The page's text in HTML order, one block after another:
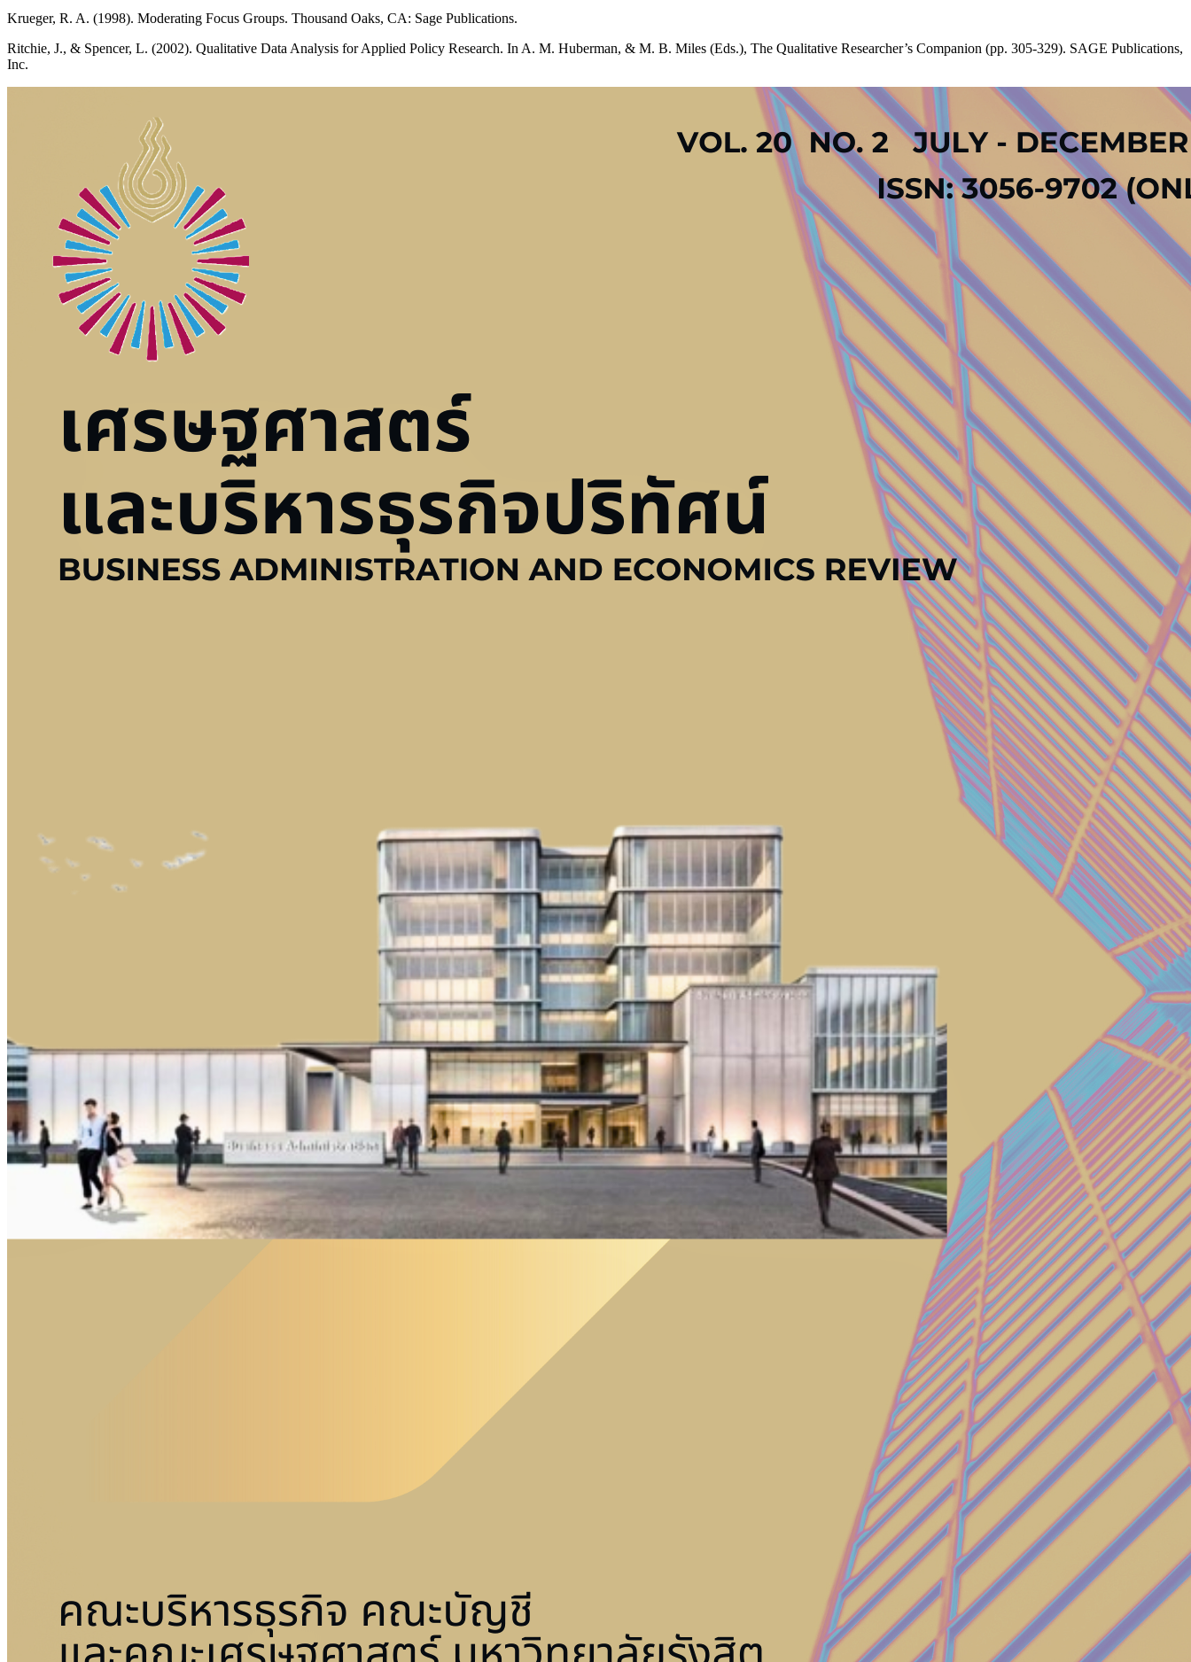
Krueger, R. A. (1998). Moderating Focus Groups. Thousand Oaks, CA: Sage Publications.
Ritchie, J., & Spencer, L. (2002). Qualitative Data Analysis for Applied Policy Research. In A. M. Huberman, & M. B. Miles (Eds.), The Qualitative Researcher’s Companion (pp. 305-329). SAGE Publications,
Inc.